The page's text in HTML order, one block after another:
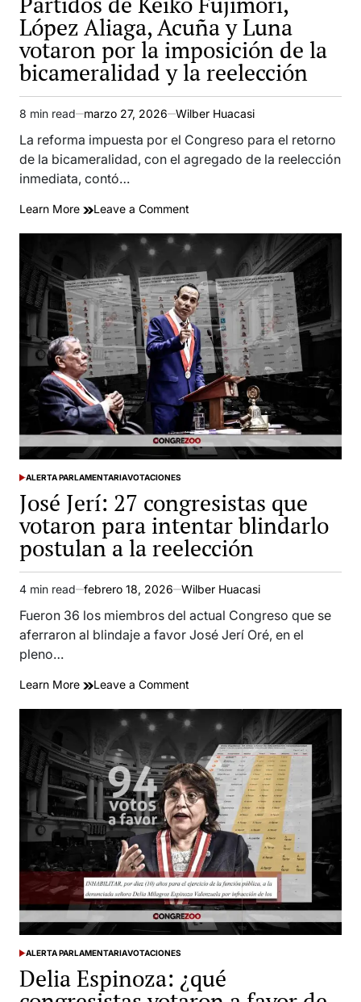
López Aliaga, Acuña y Luna
votaron por la imposición de la
bicameralidad y la reelección
Estimated
read
time
8 min read marzo 27, 2026 Wilber Huacasi
La reforma impuesta por el Congreso para el retorno
de la bicameralidad, con el agregado de la reelección
inmediata, contó…
Learn More Leave a Comment
de
Keiko
Fujimori,
López
Aliaga,
Acuña
y
Luna
votaron
por
la
imposición
de
la
la
reelección
POSTED
IN
ALERTA PARLAMENTARIAVOTACIONES
José Jerí: 27 congresistas que
votaron para intentar blindarlo
postulan a la reelección
Estimated
read
time
4 min read febrero 18, 2026 Wilber Huacasi
Fueron 36 los miembros del actual Congreso que se
aferraron al blindaje a favor José Jerí Oré, en el
pleno…
Learn More Leave a Comment
Jerí:
congresistas
que
votaron
para
intentar
blindarlo
postulan
a
la
reelección
POSTED
IN
ALERTA PARLAMENTARIAVOTACIONES
Delia Espinoza: ¿qué